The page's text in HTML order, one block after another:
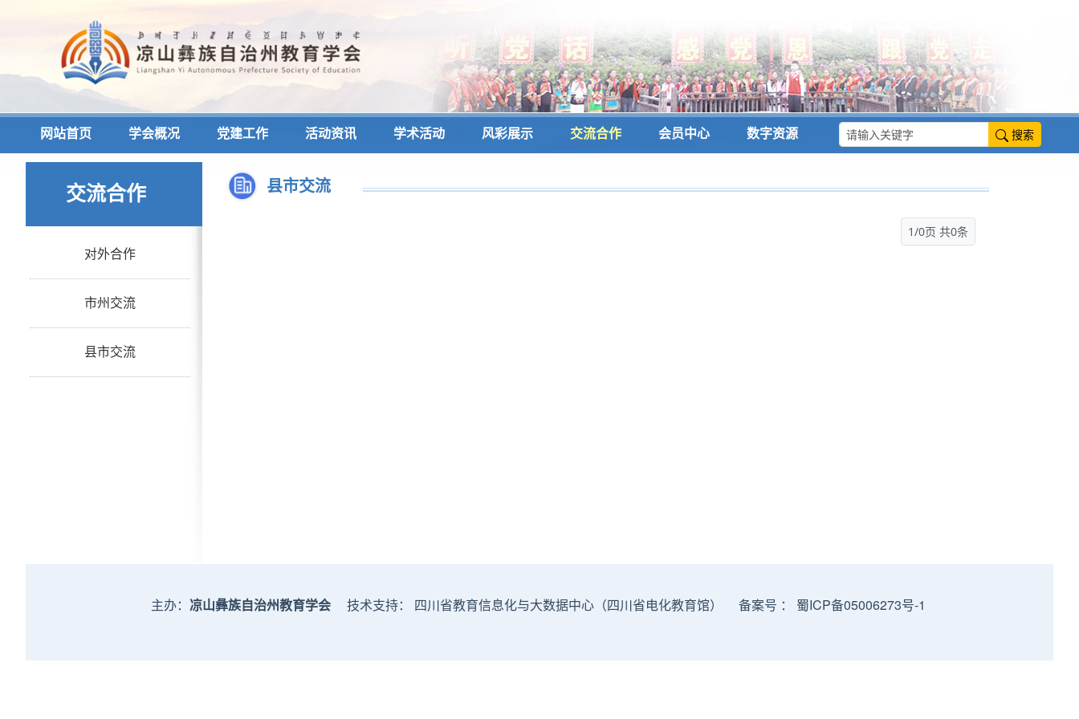
网站首页 学会概况 党建工作 活动资讯 学术活动 风彩展示 交流合作 会员中心 数字资源 搜索
交流合作
对外合作
市州交流
县市交流
县市交流
1/0页 共0条
主办： 凉山彝族自治州教育学会 技术支持： 四川省教育信息化与大数据中心（四川省电化教育馆） 备案号 ： 蜀ICP备05006273号-1